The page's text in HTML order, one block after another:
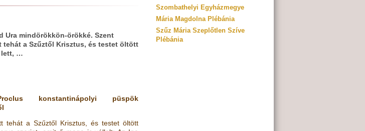
Ura mindörökkön-örökké. Szent
a Szűztől Krisztus, és testet öltött
lett, …
konstantinápolyi püspök
tehát a Szűztől Krisztus, és testet öltött
Szombathelyi Egyházmegye
Mária Magdolna Plébánia
Szűz Mária Szeplőtlen Szíve
Plébánia